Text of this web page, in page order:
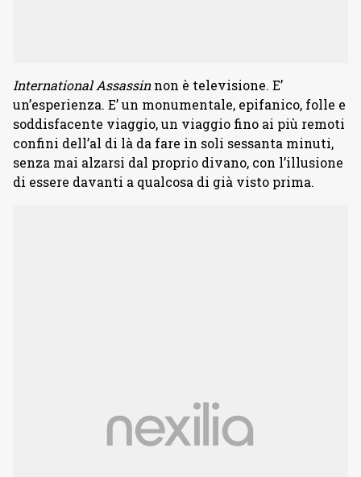
International Assassinnon è televisione. E’
un’esperienza. E’ un monumentale, epifanico, folle e
soddisfacente viaggio, un viaggio fino ai più remoti
confini dell’al di là da fare in soli sessanta minuti,
senza mai alzarsi dal proprio divano, con l’illusione
di essere davanti a qualcosa di già visto prima.